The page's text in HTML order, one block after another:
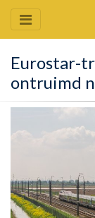
Eurostar-
ontruimd